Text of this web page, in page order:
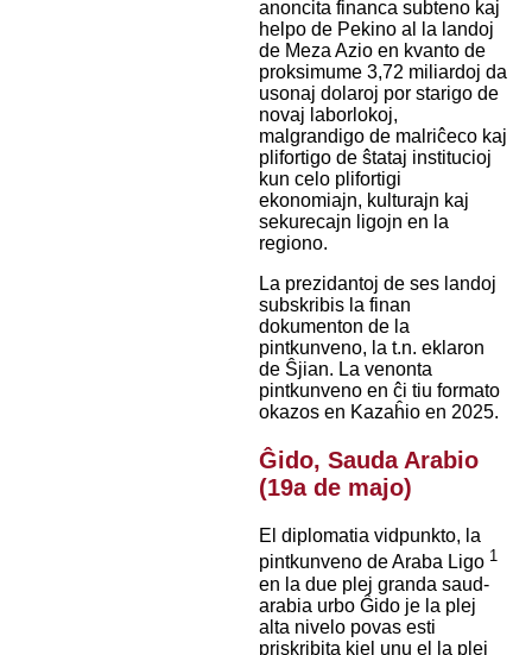
anoncita financa subteno kaj
helpo de Pekino al la landoj
de Meza Azio en kvanto de
proksimume 3,72 miliardoj da
usonaj dolaroj por starigo de
novaj laborlokoj,
malgrandigo de malriĉeco kaj
plifortigo de ŝtataj institucioj
kun celo plifortigi
ekonomiajn, kulturajn kaj
sekurecajn ligojn en la
regiono.
La prezidantoj de ses landoj
subskribis la finan
dokumenton de la
pintkunveno, la t.n. eklaron
de Ŝjian. La venonta
pintkunveno en ĉi tiu formato
okazos en Kazaĥio en 2025.
Ĝido, Sauda Arabio
(19a de majo)
El diplomatia vidpunkto, la
pintkunveno de Araba Ligo 1
en la due plej granda saud-
arabia urbo Ĝido je la plej
alta nivelo povas esti
priskribita kiel unu el la plej